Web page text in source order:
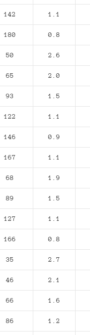
142 1.1
180 0.8
50 2.6
65 2.0
93 1.5
122 1.1
146 0.9
167 1.1
68 1.9
89 1.5
127 1.1
166 0.8
35 2.7
46 2.1
66 1.6
86 1.2